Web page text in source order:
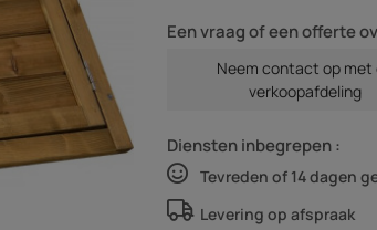
Een vraag of een offerte
Neem contact op met
verkoopafdeling
Diensten inbegrepen :
Tevreden of 14 dagen
Levering op afspraak